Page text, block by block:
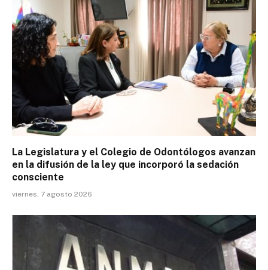
La Legislatura y el Colegio de Odontólogos avanzan
en la difusión de la ley que incorporó la sedación
consciente
viernes, 7 agosto 2026